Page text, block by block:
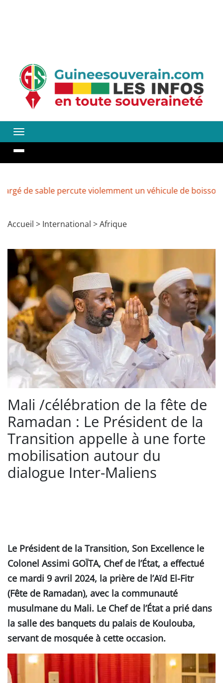
percute violemment un véhicule de boissons à
Accueil > International >Afrique
Mali /célébration de la fête de
Ramadan : Le Président de la
Transition appelle à une forte
mobilisation autour du
dialogue Inter-Maliens
Le Président de la Transition, Son Excellence le
Colonel Assimi GOÏTA, Chef de l’État, a effectué
ce mardi 9 avril 2024, la prière de l’Aïd El-Fitr
(Fête de Ramadan), avec la communauté
musulmane du Mali. Le Chef de l’État a prié dans
la salle des banquets du palais de Koulouba,
servant de mosquée à cette occasion.